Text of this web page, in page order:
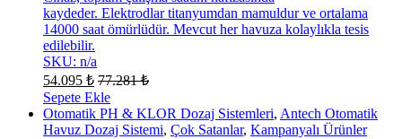
kaydeder. Elektrodlar titanyumdan mamuldur ve ortalama
14000 saat ömürlüdür. Mevcut her havuza kolaylıkla tesis
edilebilir.
SKU: n/a
54.095 ₺ 77.281₺
Sepete Ekle
Otomatik PH & KLOR Dozaj Sistemleri, Antech Otomatik
Havuz Dozaj Sistemi, Çok Satanlar, Kampanyalı Ürünler